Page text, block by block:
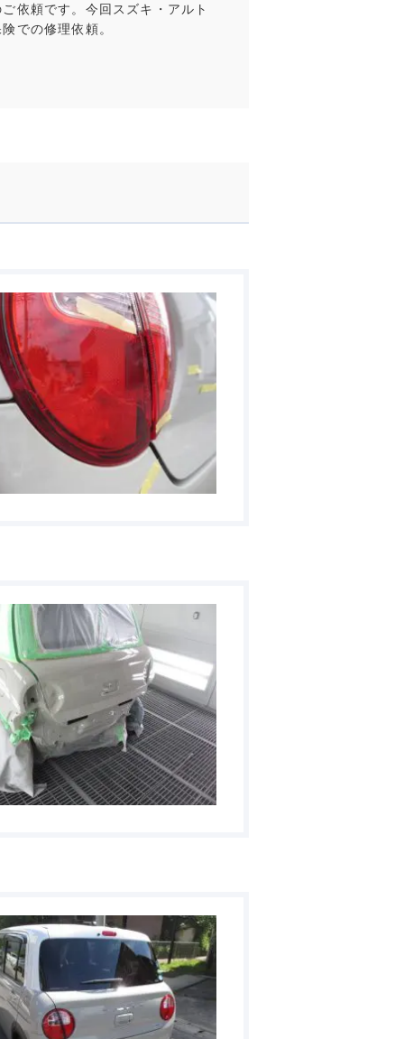
依頼です。今回スズキ・アルト
での修理依頼。